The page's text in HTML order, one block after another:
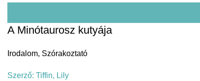
A Minótaurosz kutyája
Irodalom, Szórakoztató
Szerző: Tiffin, Lily